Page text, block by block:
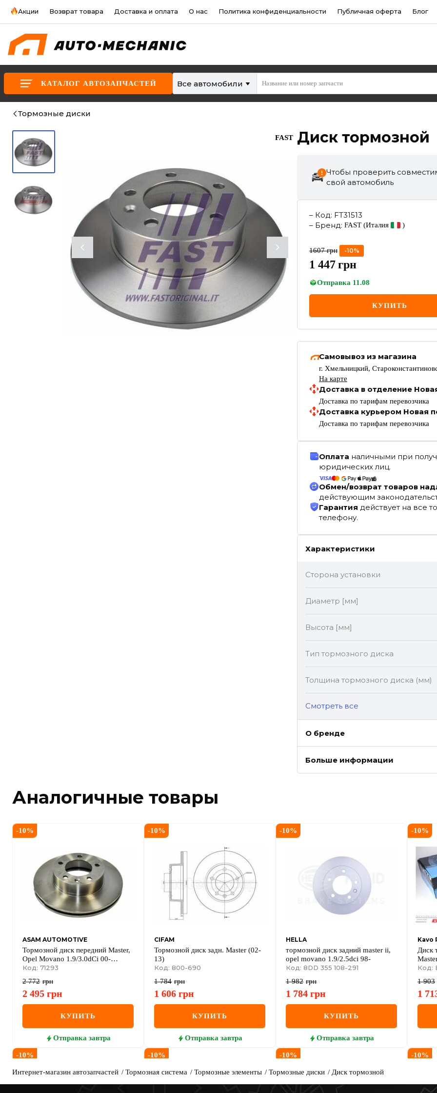
Акции Возврат товара Доставка и оплата О нас Политика конфиденциальности Публичная оферта Блог
КАТАЛОГ АВТОЗАПЧАСТЕЙ Все автомобили
Тормозные диски
FAST Диск тормозной
Чтобы проверить
свой автомобиль
– Код: FT31513
– Бренд: FAST (Италия )
1607 грн -10%
1 447грн
Отправка 11.08
КУПИТЬ
Самовывоз из магазина
г. Хмельницкий,
На карте
Доставка в отделение
Доставка по тарифам перевозчика
Доставка курьером Новая
Доставка по тарифам перевозчика
Оплата наличными при
юридических лиц.
Обмен/возврат товаров
действующим
Гарантия действует на все
телефону.
Характеристики
Сторона установки
Диаметр [мм]
Высота [мм]
Тип тормозного диска
Толщина тормозного диска (мм)
Cмотреть все
О бренде
Больше информации
Аналогичные товары
-10%
ASAM AUTOMOTIVE
Тормозной диск передний Master,
Opel Movano 1.9/3.0dCi 00-
RENAULT
Код: 71293
2 772 грн
2 495 грн
КУПИТЬ
Отправка завтра
-10%
CIFAM
Тормозной диск задн. Master (02-
13)
Код: 800-690
1 784 грн
1 606 грн
КУПИТЬ
Отправка завтра
-10%
HELLA
тормозной диск задний master ii,
opel movano 1.9/2.5dci 98-
Код: 8DD 355 108-291
1 982 грн
1 784 грн
КУПИТЬ
Отправка завтра
-10%
Kavo
Диск
Код:
1 903
1
-10% -10% -10% -10%
Интернет-магазин автозапчастей Тормозная система Тормозные элементы Тормозные диски Диск тормозной